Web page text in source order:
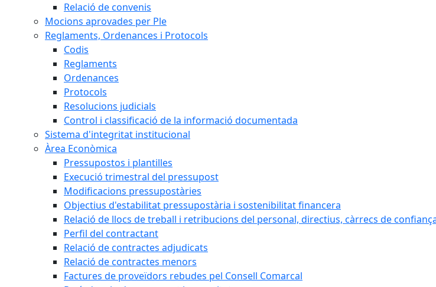
Relació de convenis
Mocions aprovades per Ple
Reglaments, Ordenances i Protocols
Codis
Reglaments
Ordenances
Protocols
Resolucions judicials
Control i classificació de la informació documentada
Sistema d'integritat institucional
Àrea Econòmica
Pressupostos i plantilles
Execució trimestral del pressupost
Modificacions pressupostàries
Objectius d'estabilitat pressupostària i sostenibilitat financera
Relació de llocs de treball i retribucions del personal, directius, càrrecs de
Perfil del contractant
Relació de contractes adjudicats
Relació de contractes menors
Factures de proveïdors rebudes pel Consell Comarcal